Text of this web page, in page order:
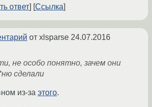
ответ
Ссылка
от xlsparse 24.07.2016
не особо понятно, зачем они
сделали
из-за этого.